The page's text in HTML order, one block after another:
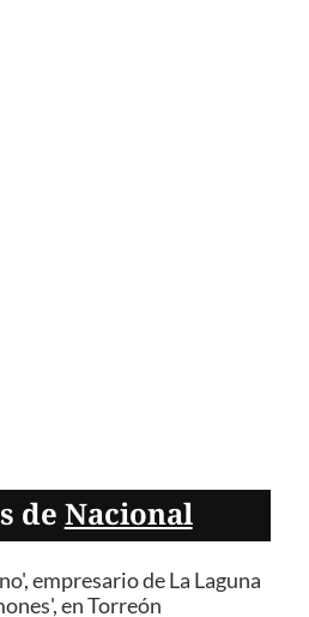
de Nacional
empresario de La Laguna
en Torreón